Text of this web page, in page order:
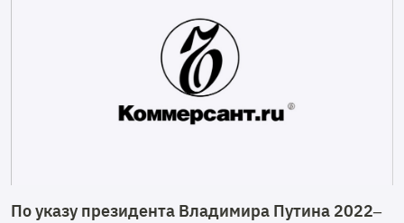
По указу президента Владимира Путина 2022–